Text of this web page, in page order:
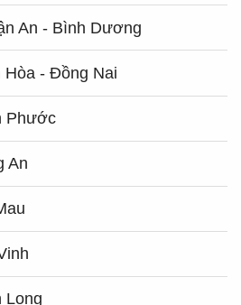
An - Bình Dương
Hòa - Đồng Nai
Phước
An
Long